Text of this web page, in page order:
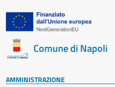
Comune di Napoli
AMMINISTRAZIONE